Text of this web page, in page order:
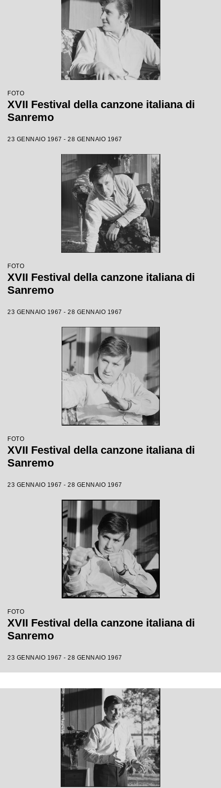
FOTO
XVII Festival della canzone italiana di
Sanremo
23 GENNAIO 1967 - 28 GENNAIO 1967
FOTO
XVII Festival della canzone italiana di
Sanremo
23 GENNAIO 1967 - 28 GENNAIO 1967
FOTO
XVII Festival della canzone italiana di
Sanremo
23 GENNAIO 1967 - 28 GENNAIO 1967
FOTO
XVII Festival della canzone italiana di
Sanremo
23 GENNAIO 1967 - 28 GENNAIO 1967